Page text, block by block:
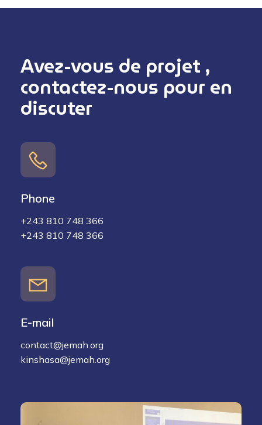
Avez-vous de projet ,
contactez-nous pour en
discuter
Phone
+243 810 748 366
+243 810 748 366
E-mail
contact@jemah.org
kinshasa@jemah.org